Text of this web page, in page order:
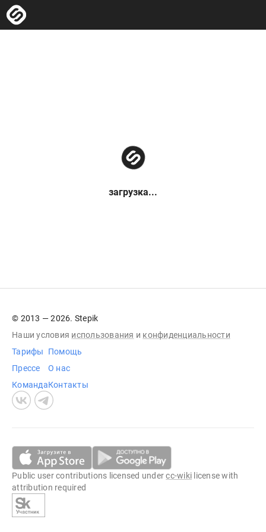
загрузка...
© 2013 — 2026. Stepik
Наши условия использования и конфиденциальности
Тарифы
Прессе
Команда
Помощь
О нас
Контакты
Public user contributions licensed undercc-wiki license with
attribution required